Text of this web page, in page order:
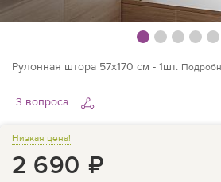
Рулонная штора 57х170 см - 1шт.
3 вопроса
Низкая цена!
2 690 ₽